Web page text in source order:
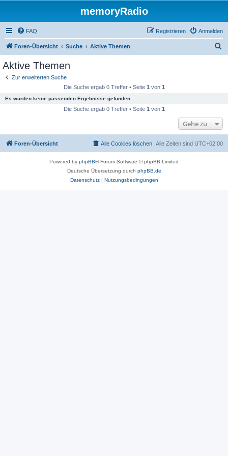
memoryRadio
FAQ Anmelden
Registrieren
Foren-Übersicht Suche Aktive Themen
Aktive Themen
Zur erweiterten Suche
Die Suche ergab 0 Treffer • Seite 1 von 1
Es wurden keine passenden Ergebnisse gefunden.
Die Suche ergab 0 Treffer • Seite 1 von 1
Gehe zu
Foren-Übersicht Alle Zeiten sind UTC+02:00
Alle Cookies löschen
Powered by phpBB® Forum Software © phpBB Limited
Deutsche Übersetzung durch phpBB.de
Datenschutz| Nutzungsbedingungen